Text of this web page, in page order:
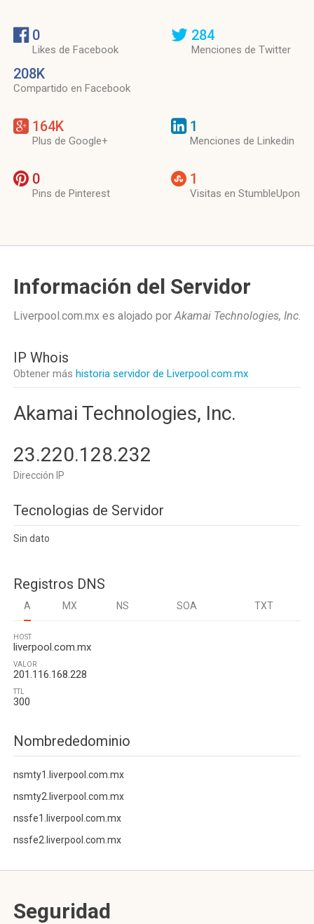
0
Likes de Facebook
208K
Compartido en Facebook
284
Menciones de Twitter
164K
Plus de Google+
1
Menciones de Linkedin
0
Pins de Pinterest
1
Visitas en StumbleUpon
Información del Servidor
Liverpool.com.mx es alojado porAkamai Technologies, Inc.
IP Whois
Obtener más historia servidor de Liverpool.com.mx
Akamai Technologies, Inc.
23.220.128.232
Dirección IP
Tecnologias de Servidor
Sin dato
Registros DNS
A MX NS SOA TXT
HOST
liverpool.com.mx
VALOR
201.116.168.228
TTL
300
Nombrededominio
nsmty1.liverpool.com.mx
nsmty2.liverpool.com.mx
nssfe1.liverpool.com.mx
nssfe2.liverpool.com.mx
Seguridad